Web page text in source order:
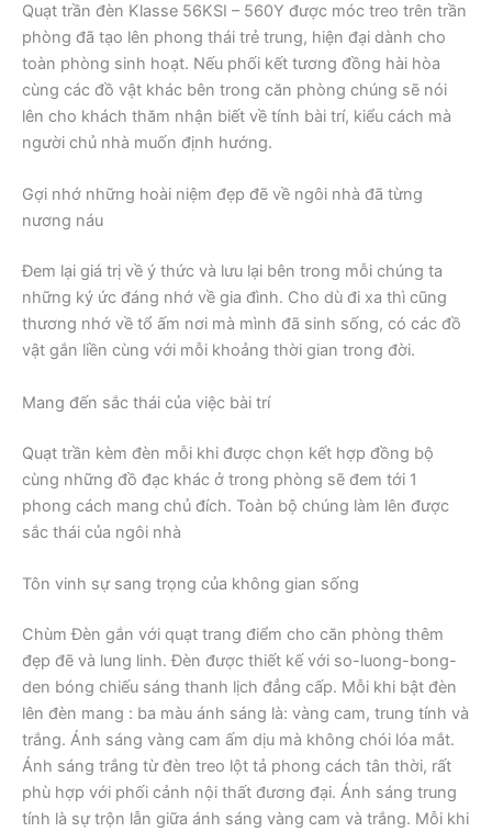
Quạt trần đèn Klasse 56KSI – 560Y được móc treo trên trần
phòng đã tạo lên phong thái trẻ trung, hiện đại dành cho
toàn phòng sinh hoạt. Nếu phối kết tương đồng hài hòa
cùng các đồ vật khác bên trong căn phòng chúng sẽ nói
lên cho khách thăm nhận biết về tính bài trí, kiểu cách mà
người chủ nhà muốn định hướng.
Gợi nhớ những hoài niệm đẹp đẽ về ngôi nhà đã từng
nương náu
Đem lại giá trị về ý thức và lưu lại bên trong mỗi chúng ta
những ký ức đáng nhớ về gia đình. Cho dù đi xa thì cũng
thương nhớ về tổ ấm nơi mà mình đã sinh sống, có các đồ
vật gắn liền cùng với mỗi khoảng thời gian trong đời.
Mang đến sắc thái của việc bài trí
Quạt trần kèm đèn mỗi khi được chọn kết hợp đồng bộ
cùng những đồ đạc khác ở trong phòng sẽ đem tới 1
phong cách mang chủ đích. Toàn bộ chúng làm lên được
sắc thái của ngôi nhà
Tôn vinh sự sang trọng của không gian sống
Chùm Đèn gắn với quạt trang điểm cho căn phòng thêm
đẹp đẽ và lung linh. Đèn được thiết kế với so-luong-bong-
den bóng chiếu sáng thanh lịch đẳng cấp. Mỗi khi bật đèn
lên đèn mang : ba màu ánh sáng là: vàng cam, trung tính và
trắng. Ánh sáng vàng cam ấm dịu mà không chói lóa mắt.
Ánh sáng trắng từ đèn treo lột tả phong cách tân thời, rất
phù hợp với phối cảnh nội thất đương đại. Ánh sáng trung
tính là sự trộn lẫn giữa ánh sáng vàng cam và trắng. Mỗi khi